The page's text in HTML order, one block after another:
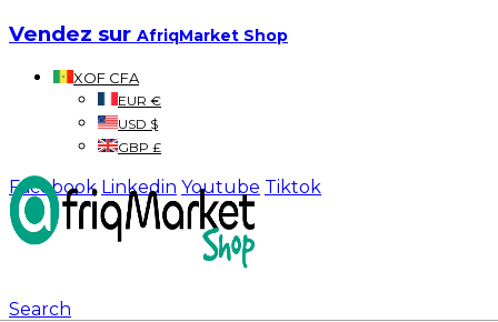
Vendez sur AfriqMarket Shop
XOF CFA
EUR €
USD $
GBP £
Facebook Linkedin Youtube Tiktok
Search